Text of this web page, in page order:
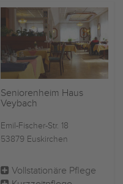
Seniorenheim Haus
Veybach
Emil-Fischer-Str. 18
53879 Euskirchen
Vollstationäre Pflege